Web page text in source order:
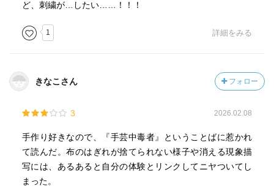
ど、刺繍が…したい……！！！
1 詳細をみる
きなこさん フォロー
3 2026.02.08
手作り好きなので、『手芸中毒者』ということばに惹かれ
て読んだ。布のはぎれが捨てられない様子や消える現象描
写には、あるあると自分の体験とリンクしてニヤついてし
まった。